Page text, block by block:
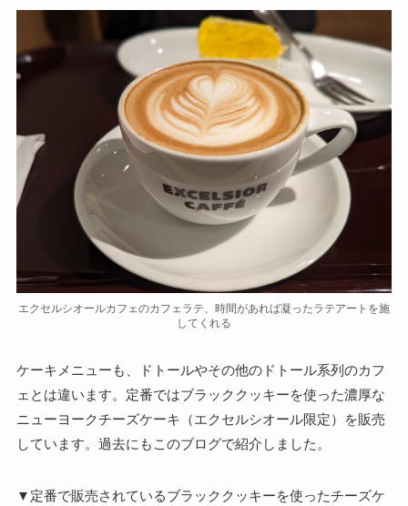
エクセルシオールカフェのカフェラテ、時間があれば凝ったラテアートを施
してくれる
ケーキメニューも、ドトールやその他のドトール系列のカフ
ェとは違います。定番ではブラッククッキーを使った濃厚な
ニューヨークチーズケーキ（エクセルシオール限定）を販売
しています。過去にもこのブログで紹介しました。
▼定番で販売されているブラッククッキーを使ったチーズケ